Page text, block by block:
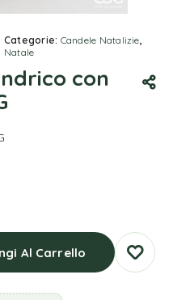
Categorie: Candele Natalizie,
Natale
con
Al Carrello